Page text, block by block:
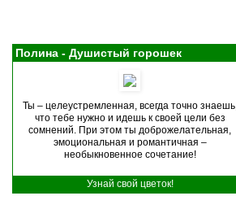
Полина - Душистый горошек
Ты – целеустремленная, всегда точно знаешь,
что тебе нужно и идешь к своей цели без
сомнений. При этом ты доброжелательная,
эмоциональная и романтичная –
необыкновенное сочетание!
Узнай свой цветок!